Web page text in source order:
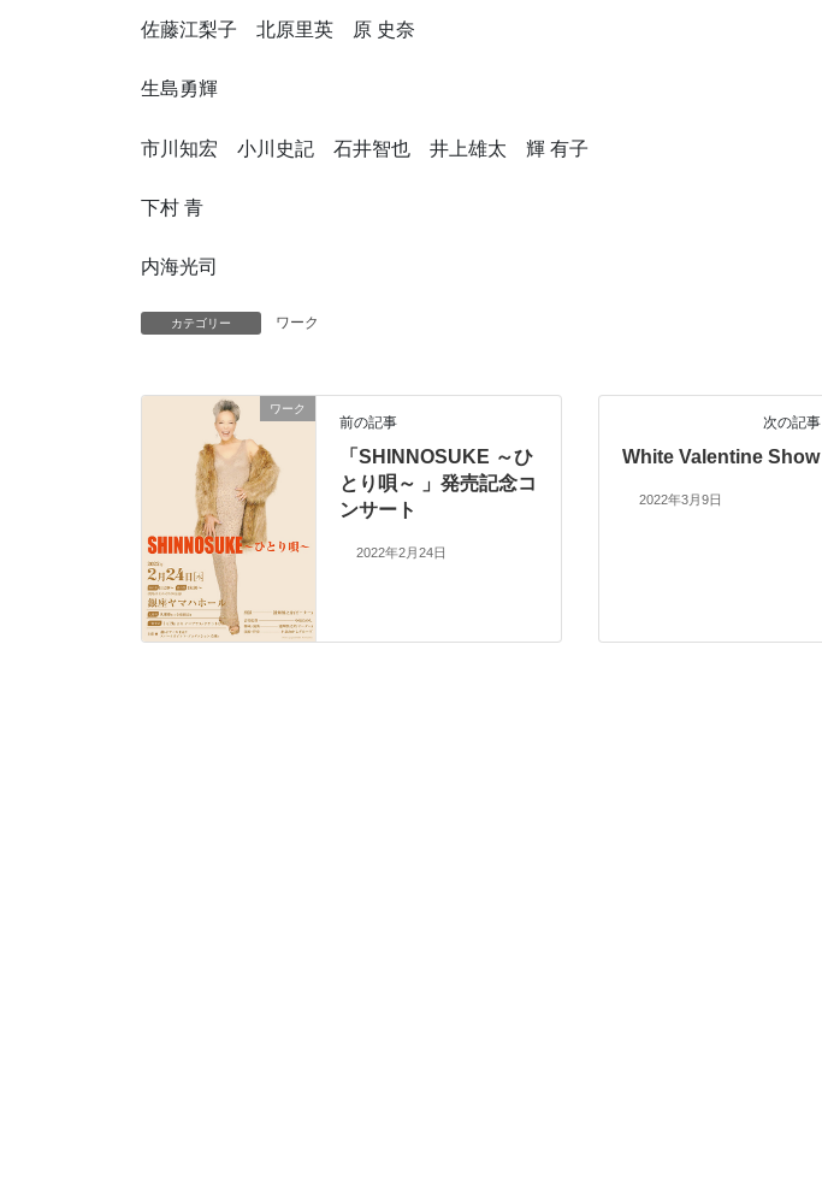
佐藤江梨子 北原里英 原 史奈
生島勇輝
市川知宏 小川史記 石井智也 井上雄太 輝 有子
下村 青
内海光司
カテゴリー ワーク
ワーク
前の記事
「SHINNOSUKE ～ひ
とり唄～ 」発売記念コ
ンサート
2022年2月24日
次の記事
White Valentine Show
2022年3月9日